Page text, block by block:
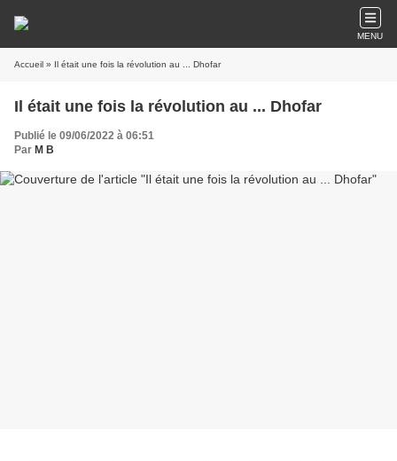
MENU
Accueil » Il était une fois la révolution au ... Dhofar
Il était une fois la révolution au ... Dhofar
Publié le 09/06/2022 à 06:51
Par M B